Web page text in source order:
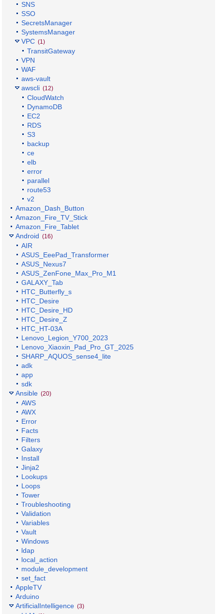
SNS
SSO
SecretsManager
SystemsManager
VPC (1)
TransitGateway
VPN
WAF
aws-vault
awscli (12)
CloudWatch
DynamoDB
EC2
RDS
S3
backup
ce
elb
error
parallel
route53
v2
Amazon_Dash_Button
Amazon_Fire_TV_Stick
Amazon_Fire_Tablet
Android (16)
AIR
ASUS_EeePad_Transformer
ASUS_Nexus7
ASUS_ZenFone_Max_Pro_M1
GALAXY_Tab
HTC_Butterfly_s
HTC_Desire
HTC_Desire_HD
HTC_Desire_Z
HTC_HT-03A
Lenovo_Legion_Y700_2023
Lenovo_Xiaoxin_Pad_Pro_GT_2025
SHARP_AQUOS_sense4_lite
adk
app
sdk
Ansible (20)
AWS
AWX
Error
Facts
Filters
Galaxy
Install
Jinja2
Lookups
Loops
Tower
Troubleshooting
Validation
Variables
Vault
Windows
ldap
local_action
module_development
set_fact
AppleTV
Arduino
ArtificialIntelligence (3)